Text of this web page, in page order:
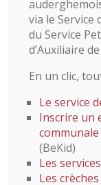
via le Service
du Service
d’Auxiliaire
En un clic,
Le service
Inscrire un
communale
(BeKid)
Les
Les